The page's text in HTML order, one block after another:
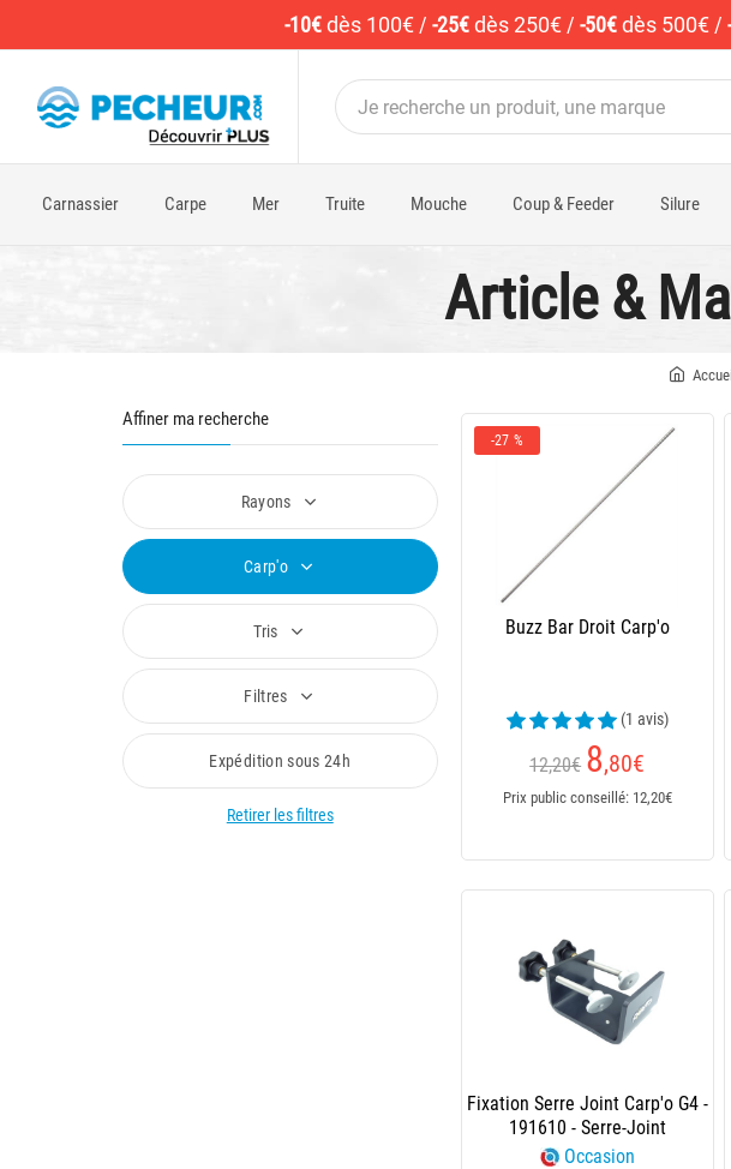
-10€dès 100€ / -25€dès 250€ / -50€dès 500€ /
Carnassier Carpe Mer Truite Mouche Coup & Feeder Silure
Article &
Affiner ma recherche
Rayons
Carp'o
Tris
Filtres
Expédition sous 24h
Retirer les filtres
-27 %
Buzz Bar Droit Carp'o
(1 avis)
12,20€ 8,80€
Prix public conseillé: 12,20€
Fixation Serre Joint Carp'o G4 -
191610 - Serre-Joint
Occasion